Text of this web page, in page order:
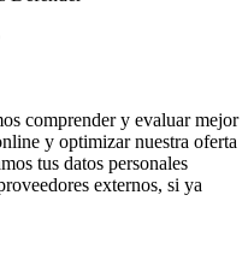
comprender y evaluar mejor
y optimizar nuestra oferta
tus datos personales
externos, si ya